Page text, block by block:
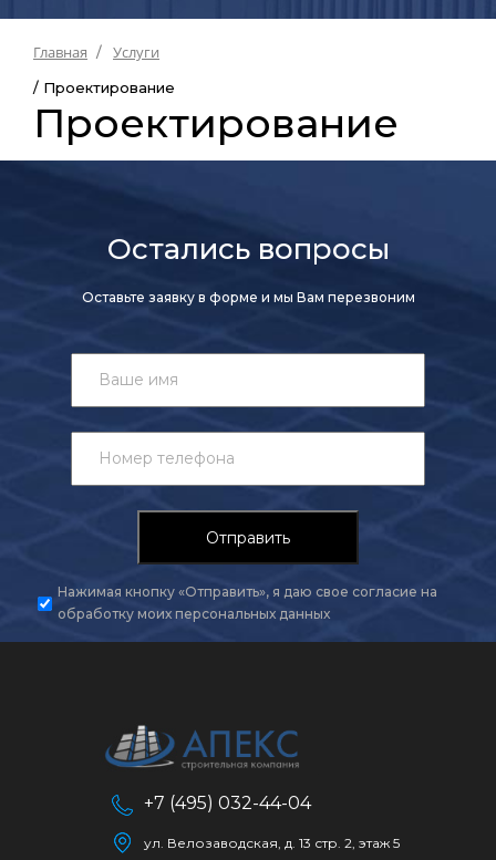
Главная / Услуги
/ Проектирование
Проектирование
Остались вопросы
Оставьте заявку в форме и мы Вам перезвоним
Отправить
Нажимая кнопку «Отправить», я даю свое согласие на
обработку моих персональных данных
+7 (495) 032-44-04
ул. Велозаводская, д. 13 стр. 2, этаж 5